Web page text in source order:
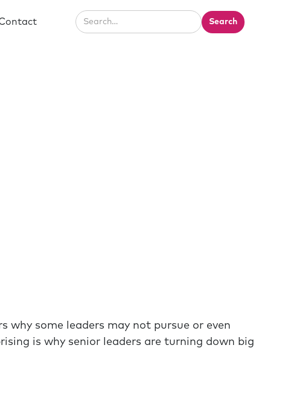
why some leaders may not pursue or even
is why senior leaders are turning down big